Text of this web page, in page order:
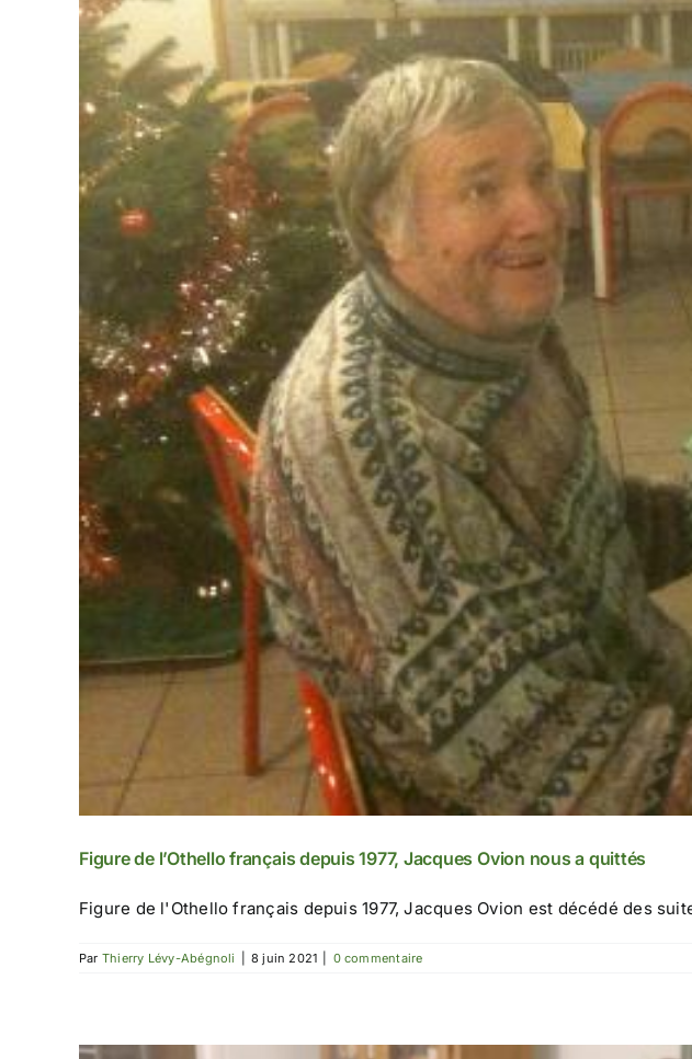
Figure de l’Othello français depuis 1977, Jacques Ovion nous a quittés
Figure de l'Othello français depuis 1977, Jacques Ovion est décédé des
Par Thierry Lévy-Abégnoli 8 juin 2021 0 commentaire